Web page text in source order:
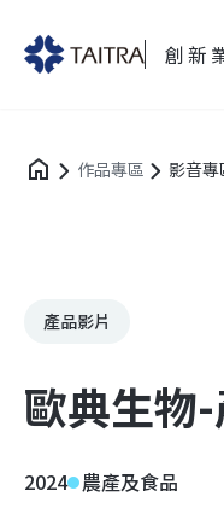
創新
作品專區 影音專
產品影片
歐典生物
2024 農產及食品